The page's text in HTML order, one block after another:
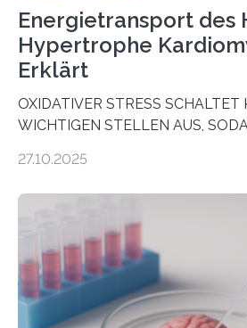
Energietransport des
Hypertrophe
Erklärt
OXIDATIVER STRESS SCHALTET
WICHTIGEN STELLEN AUS,
aus dem Deutschen Zentrum für
im Journal Circulation, warum der
der Hypertrophen
kann und wie sich durch eine
Herzbelastung und des oxidativen
Rhythmusstörungen reduzieren
hypertrophe Kardiomyopathie
27.10.2025